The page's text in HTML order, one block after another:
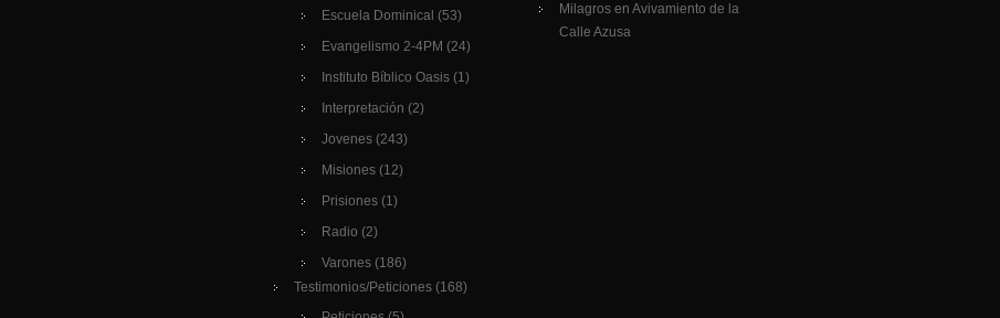
Escuela Dominical (53)
Evangelismo 2-4PM (24)
Instituto Bíblico Oasis (1)
Interpretación (2)
Jovenes (243)
Misiones (12)
Prisiones (1)
Radio (2)
Varones (186)
Testimonios/Peticiones (168)
Milagros en Avivamiento de la
Calle Azusa